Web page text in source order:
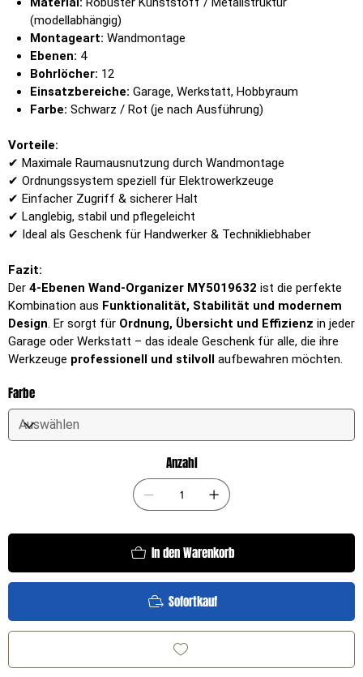
(modellabhängig)
Montageart: Wandmontage
Ebenen: 4
Bohrlöcher: 12
Einsatzbereiche: Garage, Werkstatt, Hobbyraum
Farbe: Schwarz / Rot (je nach Ausführung)
Vorteile:
✔ Maximale Raumausnutzung durch Wandmontage
✔ Ordnungssystem speziell für Elektrowerkzeuge
✔ Einfacher Zugriff & sicherer Halt
✔ Langlebig, stabil und pflegeleicht
✔ Ideal als Geschenk für Handwerker & Technikliebhaber
Fazit:
Der 4-Ebenen Wand-Organizer MY5019632 ist die perfekte
Kombination aus Funktionalität, Stabilität und modernem
Design. Er sorgt für Ordnung, Übersicht und Effizienz in jeder
Garage oder Werkstatt – das ideale Geschenk für alle, die ihre
Werkzeuge professionell und stilvoll aufbewahren möchten.
Farbe
Anzahl
In den Warenkorb
Sofortkauf